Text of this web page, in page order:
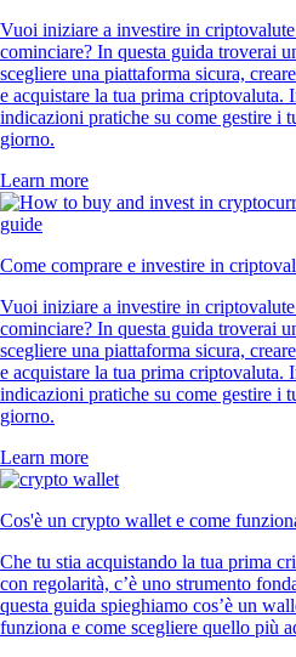
Vuoi iniziare a investire in
cominciare? In questa guida troverai
scegliere una piattaforma sicura,
e acquistare la tua prima criptovaluta.
indicazioni pratiche su come gestire i
giorno.
Learn more
Come comprare e investire in
Vuoi iniziare a investire in
cominciare? In questa guida troverai
scegliere una piattaforma sicura,
e acquistare la tua prima criptovaluta.
indicazioni pratiche su come gestire i
giorno.
Learn more
Cos'è un crypto wallet e come
Che tu stia acquistando la tua prima
con regolarità, c’è uno strumento
questa guida spieghiamo cos’è un
funziona e come scegliere quello più